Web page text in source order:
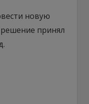
новую
принял